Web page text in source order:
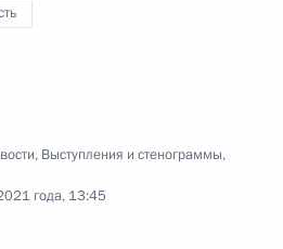
, Выступления и стенограммы,
года, 13:45